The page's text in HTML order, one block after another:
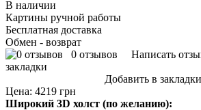
В наличии
Картины ручной работы
Бесплатная доставка
Обмен - возврат
0 отзывов
Написать
закладки
Добавить в закладки
Цена: 4219 грн
Широкий 3D холст (по желанию):